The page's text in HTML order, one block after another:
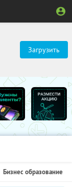
Загрузить
Бизнес образование